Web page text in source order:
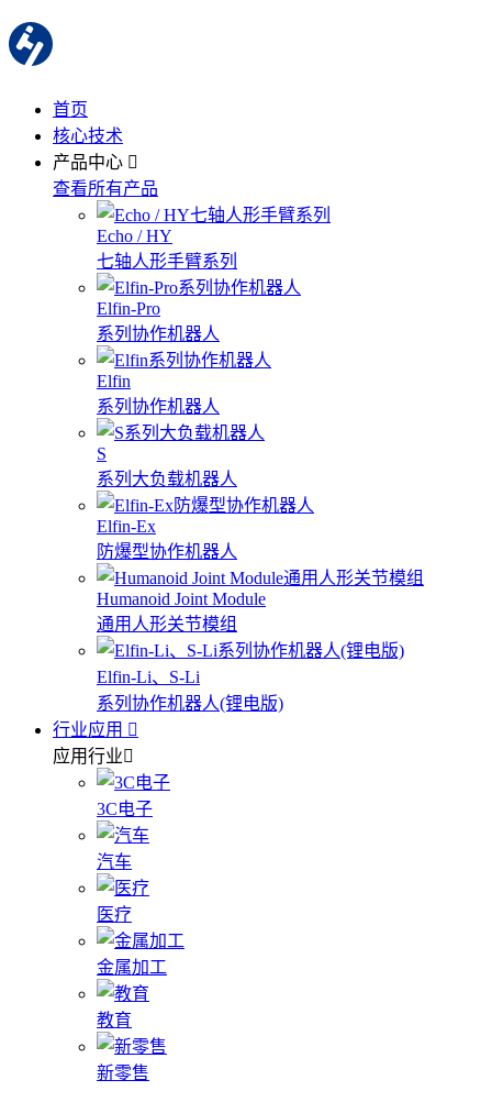
首页
核心技术
产品中心
查看所有产品
Echo / HY
七轴人形手臂系列
Elfin-Pro
系列协作机器人
Elfin
系列协作机器人
S
系列大负载机器人
Elfin-Ex
防爆型协作机器人
Humanoid Joint Module
通用人形关节模组
Elfin-Li、S-Li
系列协作机器人(锂电版)
行业应用
应用行业
3C电子
汽车
医疗
金属加工
教育
新零售